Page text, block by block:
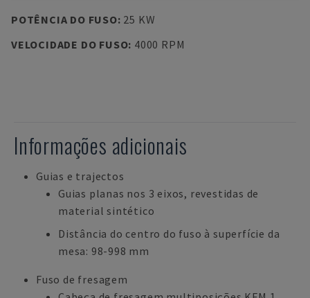
POTÊNCIA DO FUSO: 25 KW
VELOCIDADE DO FUSO: 4000 RPM
Informações adicionais
Guias e trajectos
Guias planas nos 3 eixos, revestidas de
material sintético
Distância do centro do fuso à superfície da
mesa: 98-998 mm
Fuso de fresagem